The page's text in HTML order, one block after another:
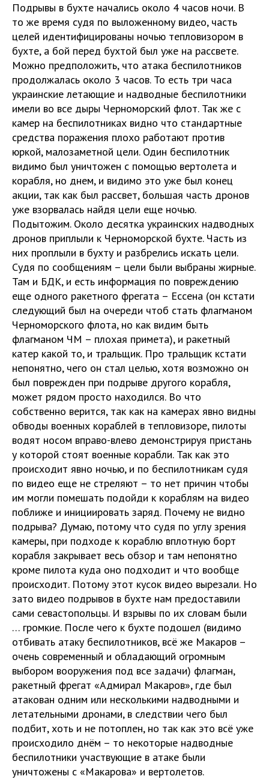
Подрывы в бухте начались около 4 часов ночи. В
то же время судя по выложенному видео, часть
целей идентифицированы ночью тепловизором в
бухте, а бой перед бухтой был уже на рассвете.
Можно предположить, что атака беспилотников
продолжалась около 3 часов. То есть три часа
украинские летающие и надводные беспилотники
имели во все дыры Черноморский флот. Так же с
камер на беспилотниках видно что стандартные
средства поражения плохо работают против
юркой, малозаметной цели. Один беспилотник
видимо был уничтожен с помощью вертолета и
корабля, но днем, и видимо это уже был конец
акции, так как был рассвет, большая часть дронов
уже взорвалась найдя цели еще ночью.
Подытожим. Около десятка украинских надводных
дронов приплыли к Черноморской бухте. Часть из
них проплыли в бухту и разбрелись искать цели.
Судя по сообщениям – цели были выбраны жирные.
Там и БДК, и есть информация по повреждению
еще одного ракетного фрегата – Ессена (он кстати
следующий был на очереди чтоб стать флагманом
Черноморского флота, но как видим быть
флагманом ЧМ – плохая примета), и ракетный
катер какой то, и тральщик. Про тральщик кстати
непонятно, чего он стал целью, хотя возможно он
был поврежден при подрыве другого корабля,
может рядом просто находился. Во что
собственно верится, так как на камерах явно видны
обводы военных кораблей в тепловизоре, пилоты
водят носом вправо-влево демонстрируя пристань
у которой стоят военные корабли. Так как это
происходит явно ночью, и по беспилотникам судя
по видео еще не стреляют – то нет причин чтобы
им могли помешать подойди к кораблям на видео
поближе и инициировать заряд. Почему не видно
подрыва? Думаю, потому что судя по углу зрения
камеры, при подходе к кораблю вплотную борт
корабля закрывает весь обзор и там непонятно
кроме пилота куда оно подходит и что вообще
происходит. Потому этот кусок видео вырезали. Но
зато видео подрывов в бухте нам предоставили
сами севастопольцы. И взрывы по их словам были
… громкие. После чего к бухте подошел (видимо
отбивать атаку беспилотников, всё же Макаров –
очень современный и обладающий огромным
выбором вооружения под все задачи) флагман,
ракетный фрегат «Адмирал Макаров», где был
атакован одним или несколькими надводными и
летательными дронами, в следствии чего был
подбит, хоть и не потоплен, но так как это всё уже
происходило днём – то некоторые надводные
беспилотники участвующие в атаке были
уничтожены с «Макарова» и вертолетов.